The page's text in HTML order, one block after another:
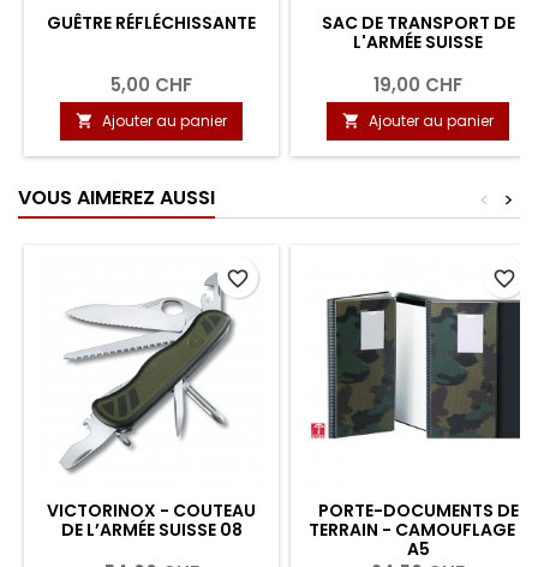
GUÊTRE RÉFLÉCHISSANTE
5,00 CHF
 Ajouter au panier
SAC DE TRANSPORT DE
L'ARMÉE SUISSE
19,00 CHF
 Ajouter au panier
VOUS AIMEREZ AUSSI >
<
VICTORINOX - COUTEAU
DE L’ARMÉE SUISSE 08
favorite_border
PORTE-DOCUMENTS DE
TERRAIN - CAMOUFLAGE -
A5
favorite_border